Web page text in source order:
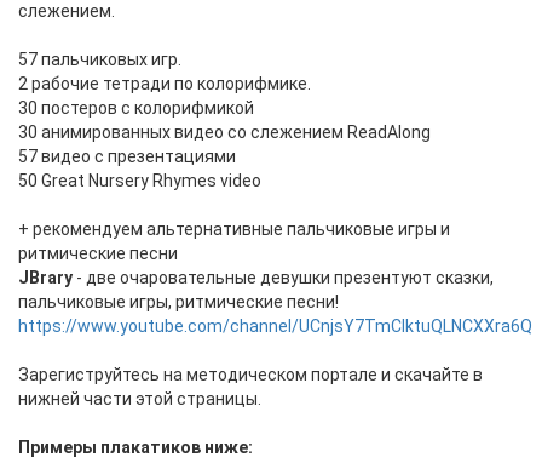
слежением.
57 пальчиковых игр.
2 рабочие тетради по колорифмике.
30 постеров с колорифмикой
30 анимированных видео со слежением ReadAlong
57 видео с презентациями
50 Great Nursery Rhymes video
+ рекомендуем альтернативные пальчиковые игры и
ритмические песни
JBrary - две очаровательные девушки презентуют сказки,
пальчиковые игры, ритмические песни!
https://www.youtube.com/channel/UCnjsY7TmClktuQLNCXXra6Q
Зарегиструйтесь на методическом портале и скачайте в
нижней части этой страницы.
Примеры плакатиков ниже: